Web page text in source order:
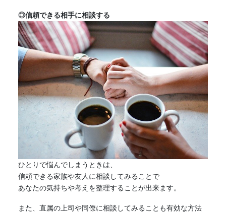
◎信頼できる相手に相談する
ひとりで悩んでしまうときは、
信頼できる家族や友人に相談してみることで
あなたの気持ちや考えを整理することが出来ます。
また、直属の上司や同僚に相談してみることも有効な方法